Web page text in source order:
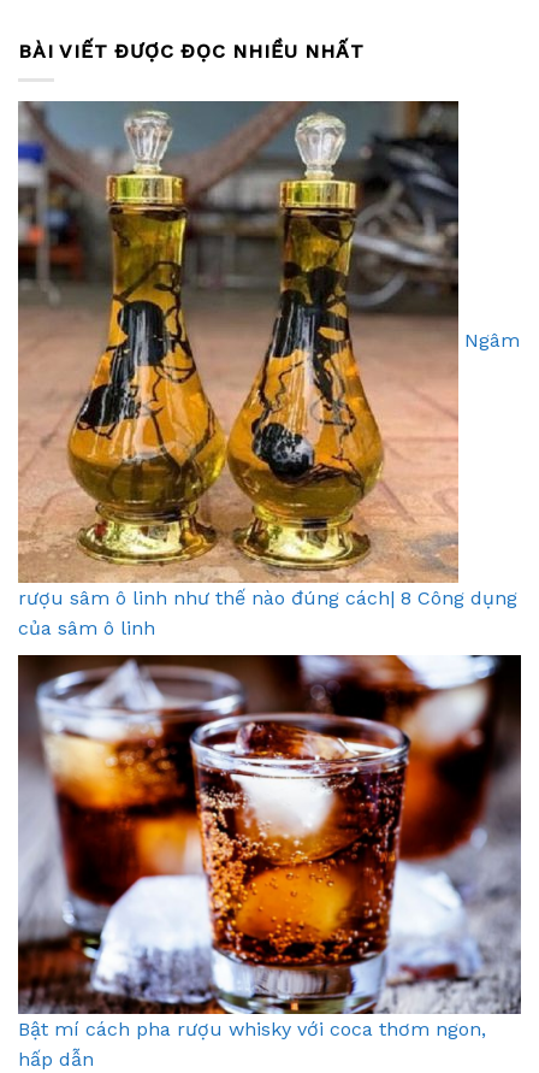
BÀI VIẾT ĐƯỢC ĐỌC NHIỀU NHẤT
Ngâm
rượu sâm ô linh như thế nào đúng cách| 8 Công dụng
của sâm ô linh
Bật mí cách pha rượu whisky với coca thơm ngon,
hấp dẫn